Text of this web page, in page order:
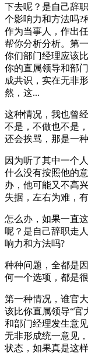
下去呢？是自己辞
个影响力和方法吗?
作为当事人，作出
帮你分析分析。第
你们部门经理应该
你的直属领导和部
成共识，实在无非
然，这...
这种情况，我也曾
不是，不做也不是
还会挨骂，那是一
因为听了其中一个
什么没有按照他的
办，他可能又不高
失据，左右为难，有
怎么办，如果一直
呢？是自己辞职走
响力和方法吗?
种种问题，全都是
何一个选项，都是
第一种情况，谁官
该比你直属领导“官
和部门经理发生意
无非形成统一意见
状态，如果真是这